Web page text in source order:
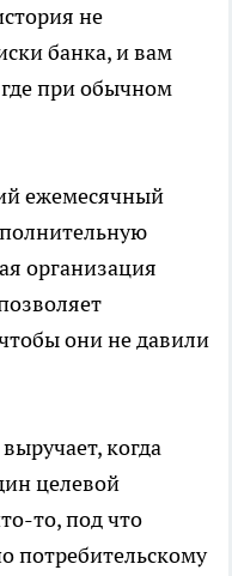
не
банка, и вам
при обычном
ежемесячный
организация
они не давили
когда
целевой
то, под что
потребительскому